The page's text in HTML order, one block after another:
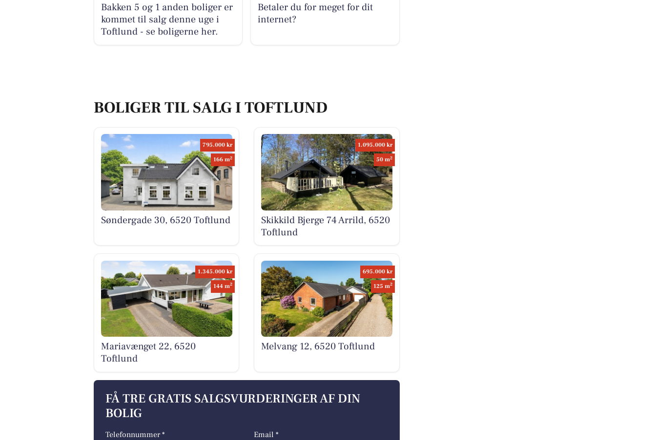
Bakken 5 og 1 anden boliger er
kommet til salg denne uge i
Toftlund - se boligerne her.
Betaler du for meget for dit
internet?
BOLIGER TIL SALG I TOFTLUND
795.000 kr
166 m2
Søndergade 30, 6520 Toftlund
1.095.000 kr
50 m2
Skikkild Bjerge 74 Arrild, 6520
Toftlund
1.345.000 kr
144 m2
Mariavænget 22, 6520
Toftlund
695.000 kr
125 m2
Melvang 12, 6520 Toftlund
FÅ TRE GRATIS SALGSVURDERINGER AF DIN
BOLIG
Telefonnummer * Email *